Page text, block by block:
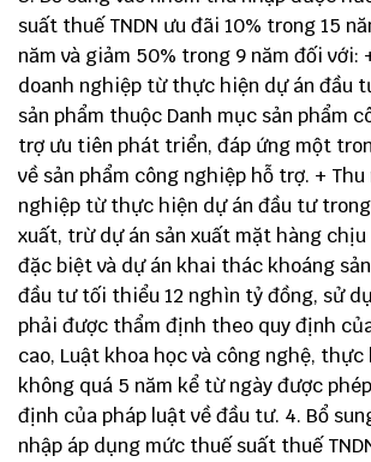
suất thuế TNDN ưu đãi 10% trong 15
năm và giảm 50% trong 9 năm đối với:
doanh nghiệp từ thực hiện dự án đầu
sản phẩm thuộc Danh mục sản phẩm
trợ ưu tiên phát triển, đáp ứng một
về sản phẩm công nghiệp hỗ trợ. +
nghiệp từ thực hiện dự án đầu tư
xuất, trừ dự án sản xuất mặt hàng
đặc biệt và dự án khai thác khoáng
đầu tư tối thiểu 12 nghìn tỷ đồng, sử
phải được thẩm định theo quy định
cao, Luật khoa học và công nghệ,
không quá 5 năm kể từ ngày được
định của pháp luật về đầu tư. 4. Bổ
nhập áp dụng mức thuế suất thuế